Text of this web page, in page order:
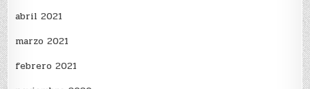
abril 2021
marzo 2021
febrero 2021